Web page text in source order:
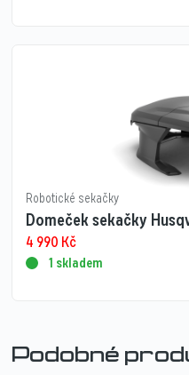
Robotické sekačky
Domeček sekačky
4 990 Kč
1 skladem
Podobné